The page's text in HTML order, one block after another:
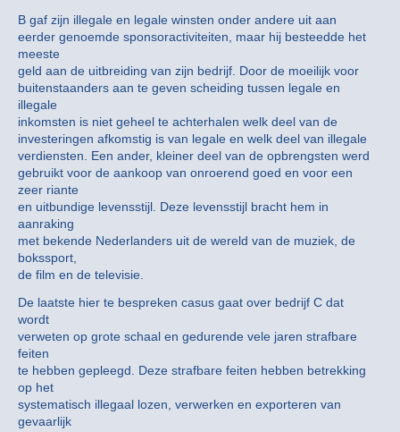
B gaf zijn illegale en legale winsten onder andere uit aan
eerder genoemde sponsoractiviteiten, maar hij besteedde het
meeste
geld aan de uitbreiding van zijn bedrijf. Door de moeilijk voor
buitenstaanders aan te geven scheiding tussen legale en
illegale
inkomsten is niet geheel te achterhalen welk deel van de
investeringen afkomstig is van legale en welk deel van illegale
verdiensten. Een ander, kleiner deel van de opbrengsten werd
gebruikt voor de aankoop van onroerend goed en voor een
zeer riante
en uitbundige levensstijl. Deze levensstijl bracht hem in
aanraking
met bekende Nederlanders uit de wereld van de muziek, de
bokssport,
de film en de televisie.
De laatste hier te bespreken casus gaat over bedrijf C dat
wordt
verweten op grote schaal en gedurende vele jaren strafbare
feiten
te hebben gepleegd. Deze strafbare feiten hebben betrekking
op het
systematisch illegaal lozen, verwerken en exporteren van
gevaarlijk